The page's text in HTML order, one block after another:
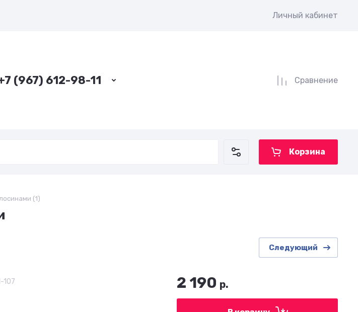
Личный кабинет
(967) 612-98-11 Сравнение
Корзина
(1)
Следующий
107 2 190 р.